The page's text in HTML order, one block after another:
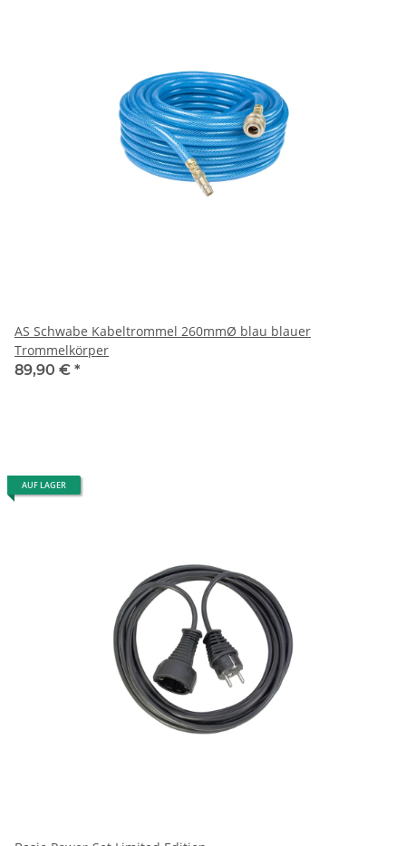
AS Schwabe Kabeltrommel 260mmØ blau blauer
Trommelkörper
89,90 € *
AUF LAGER